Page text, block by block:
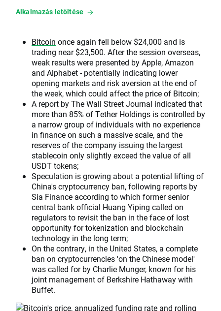
Alkalmazás letöltése
Bitcoin once again fell below $24,000 and is
trading near $23,500. After the session overseas,
weak results were presented by Apple, Amazon
and Alphabet - potentially indicating lower
opening markets and risk aversion at the end of
the week, which could affect the price of Bitcoin;
A report by The Wall Street Journal indicated that
more than 85% of Tether Holdings is controlled by
a narrow group of individuals with no experience
in finance on such a massive scale, and the
reserves of the company issuing the largest
stablecoin only slightly exceed the value of all
USDT tokens;
Speculation is growing about a potential lifting of
China's cryptocurrency ban, following reports by
Sia Finance according to which former senior
central bank official Huang Yiping called on
regulators to revisit the ban in the face of lost
opportunity for tokenization and blockchain
technology in the long term;
On the contrary, in the United States, a complete
ban on cryptocurrencies 'on the Chinese model'
was called for by Charlie Munger, known for his
joint management of Berkshire Hathaway with
Buffet.